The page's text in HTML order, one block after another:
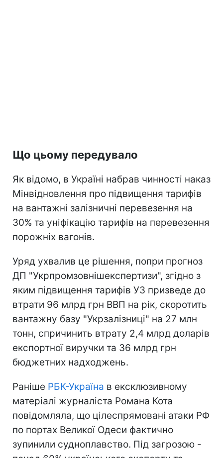
Що цьому передувало
Як відомо, в Україні набрав чинності наказ
Мінвідновлення про підвищення тарифів
на вантажні залізничні перевезення на
30% та уніфікацію тарифів на перевезення
порожніх вагонів.
Уряд ухвалив це рішення, попри прогноз
ДП "Укрпромзовнішекспертизи", згідно з
яким підвищення тарифів УЗ призведе до
втрати 96 млрд грн ВВП на рік, скоротить
вантажну базу "Укрзалізниці" на 27 млн
тонн, спричинить втрату 2,4 млрд доларів
експортної виручки та 36 млрд грн
бюджетних надходжень.
Раніше РБК-Україна в ексклюзивному
матеріалі журналіста Романа Кота
повідомляла, що цілеспрямовані атаки РФ
по портах Великої Одеси фактично
зупинили судноплавство. Під загрозою -